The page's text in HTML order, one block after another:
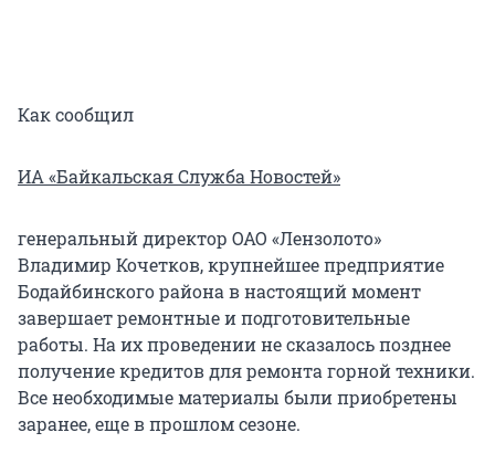
Как сообщил
ИА «Байкальская Служба Новостей»
генеральный директор ОАО «Лензолото»
Владимир Кочетков, крупнейшее предприятие
Бодайбинского района в настоящий момент
завершает ремонтные и подготовительные
работы. На их проведении не сказалось позднее
получение кредитов для ремонта горной техники.
Все необходимые материалы были приобретены
заранее, еще в прошлом сезоне.